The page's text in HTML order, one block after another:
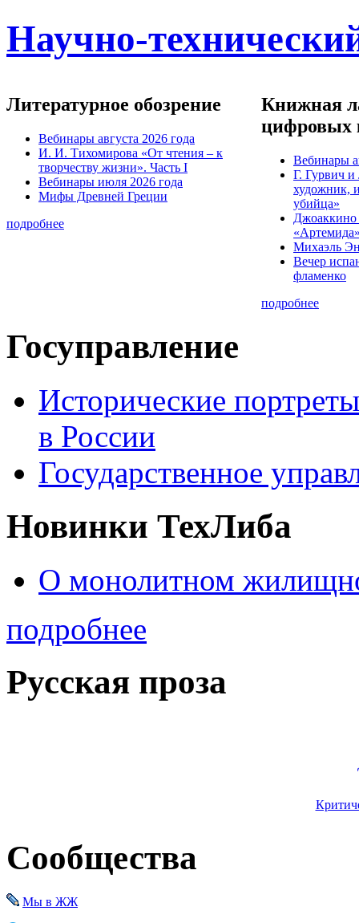
Научно-
Литературное обозрение
Вебинары августа 2026 года
И. И. Тихомирова «От чтения – к
творчеству жизни». Часть I
Вебинары июля 2026 года
Мифы Древней Греции
подробнее
Книжная
цифровых
Вебинары
Г. Гурвич
художник,
убийца»
Михаэль
Вечер
фламенко
подробнее
Госуправление
Исторические
в России
Государственное
Новинки ТехЛиба
О монолитном
подробнее
Русская проза
Сообщества
Мы в ЖЖ